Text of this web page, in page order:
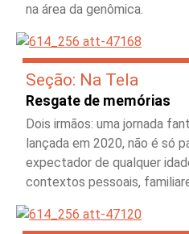
na área da genômica.
Seção: Na Tela
Resgate de memórias
Dois irmãos: uma jornada
lançada em 2020, não é só
expectador de qualquer
contextos pessoais,